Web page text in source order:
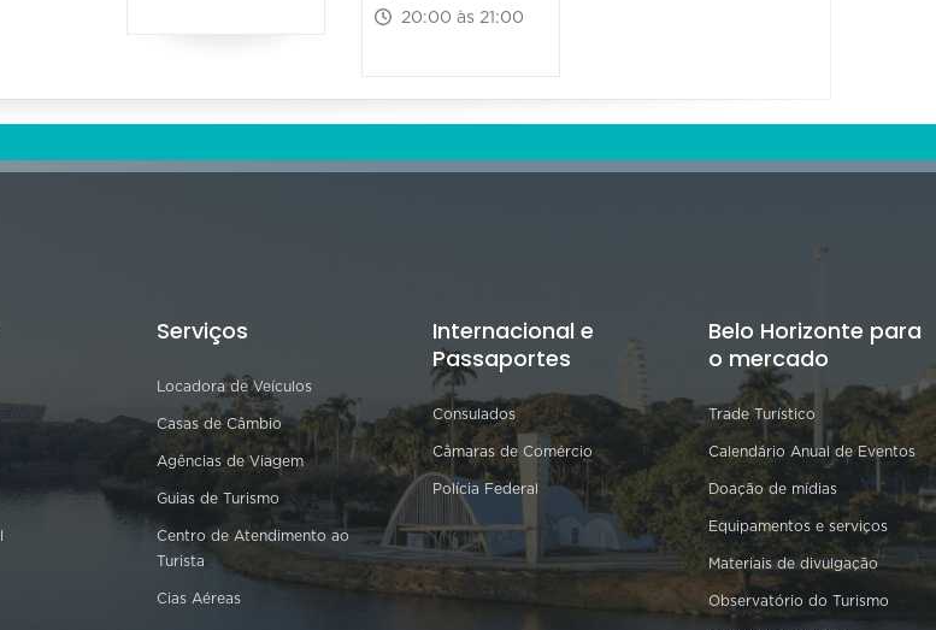
20:00 às 21:00
Serviços
Locadora de Veículos
Casas de Câmbio
Agências de Viagem
Guias de Turismo
Centro de Atendimento ao
Turista
Cias Aéreas
Internacional e
Passaportes
Consulados
Câmaras de Comércio
Polícia Federal
Belo Horizonte para
o mercado
Trade Turístico
Calendário Anual de Eventos
Doação de mídias
Equipamentos e serviços
Materiais de divulgação
Observatório do Turismo